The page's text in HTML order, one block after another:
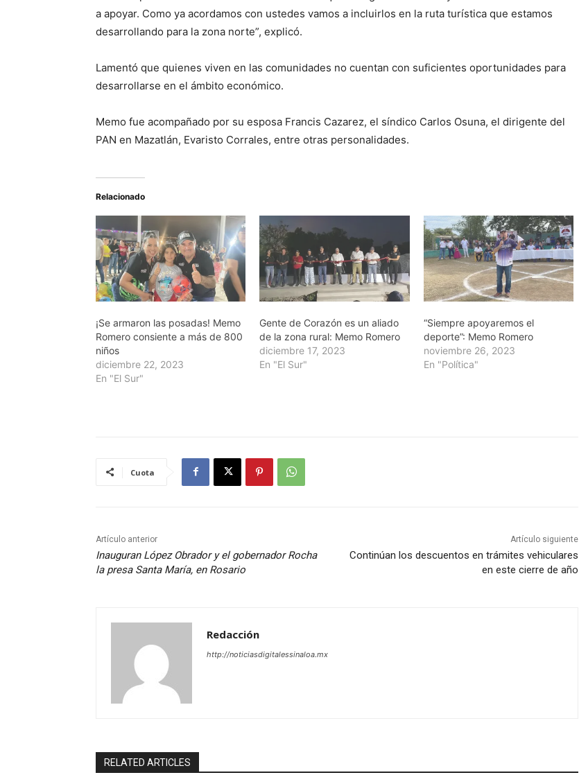
a apoyar. Como ya acordamos con ustedes vamos a incluirlos en la ruta turística que estamos
desarrollando para la zona norte”, explicó.
Lamentó que quienes viven en las comunidades no cuentan con suficientes oportunidades para
desarrollarse en el ámbito económico.
Memo fue acompañado por su esposa Francis Cazarez, el síndico Carlos Osuna, el dirigente del
PAN en Mazatlán, Evaristo Corrales, entre otras personalidades.
Relacionado
¡Se armaron las posadas! Memo
Romero consiente a más de 800
niños
diciembre 22, 2023
En "El Sur"
Gente de Corazón es un aliado
de la zona rural: Memo Romero
diciembre 17, 2023
En "El Sur"
“Siempre apoyaremos el
deporte”: Memo Romero
noviembre 26, 2023
En "Política"
Cuota
Artículo anterior
Inauguran López Obrador y el gobernador Rocha
la presa Santa María, en Rosario
Artículo siguiente
Continúan los descuentos en trámites vehiculares
en este cierre de año
Redacción
http://noticiasdigitalessinaloa.mx
RELATED ARTICLES